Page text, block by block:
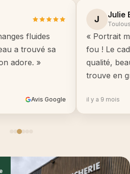
fluides
a trouvé sa
adore. »
Avis Google
J Julie
« Portrait
fou ! Le
qualité,
trouve en
il y a 9 mois